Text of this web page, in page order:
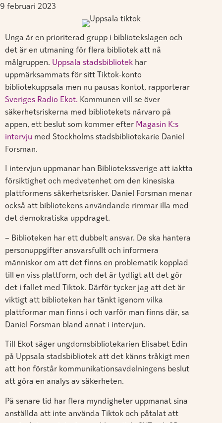
9 februari 2023
Unga är en prioriterad grupp i bibliotekslagen och
det är en utmaning för flera bibliotek att nå
målgruppen. Uppsala stadsbibliotek har
uppmärksammats för sitt Tiktok-konto
bibliotekuppsala men nu pausas kontot, rapporterar
Sveriges Radio Ekot. Kommunen vill se över
säkerhetsriskerna med bibliotekets närvaro på
appen, ett beslut som kommer efter Magasin K:s
intervju med Stockholms stadsbibliotekarie Daniel
Forsman.
I intervjun uppmanar han Bibliotekssverige att iaktta
försiktighet och medvetenhet om den kinesiska
plattformens säkerhetsrisker. Daniel Forsman menar
också att bibliotekens användande rimmar illa med
det demokratiska uppdraget.
– Biblioteken har ett dubbelt ansvar. De ska hantera
personuppgifter ansvarsfullt och informera
människor om att det finns en problematik kopplad
till en viss plattform, och det är tydligt att det gör
det i fallet med Tiktok. Därför tycker jag att det är
viktigt att biblioteken har tänkt igenom vilka
plattformar man finns i och varför man finns där, sa
Daniel Forsman bland annat i intervjun.
Till Ekot säger ungdomsbibliotekarien Elisabet Edin
på Uppsala stadsbibliotek att det känns tråkigt men
att hon förstår kommunikationsavdelningens beslut
att göra en analys av säkerheten.
På senare tid har flera myndigheter uppmanat sina
anställda att inte använda Tiktok och påtalat att